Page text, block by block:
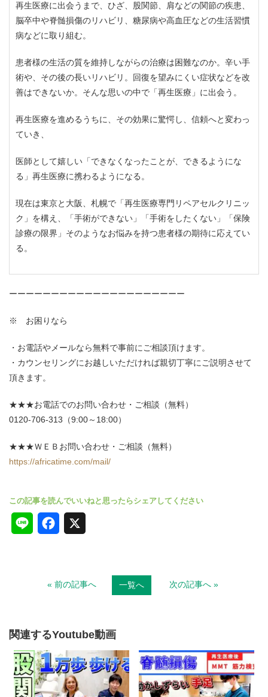
再生医療に出会うまで、ひざ、股関節、肩などの関節の疾患、
脳卒中や脊髄損傷のリハビリ、糖尿病や高血圧などの生活習慣
病などに取り組む。
患者様の生活の質を維持しながらの治療は困難なのか。辛い手
術や、その後の長いリハビリ。回復を望みにくい症状などを改
善はできないか。そんな思いの中で「再生医療」に出会う。
再生医療を進めるうちに、その効果に驚愕し、信頼へと変わっ
ていき、
医師として嬉しい「できなくなったことが、できるようにな
る」再生医療に携わるようになる。
現在は東京と大阪、札幌で「再生医療専門リペアセルクリニッ
ク」を構え、「手術ができない」「手術をしたくない」「保険
診療の限界」そのようなお悩みを持つ患者様の期待に応えてい
る。
ーーーーーーーーーーーーーーーーーーーーー
※ お困りなら
お電話やメールなら無料で事前にご相談頂けます。
カウンセリングにお越しいただければ親切丁寧にご説明させて
頂きます。
★★★お電話でのお問い合わせ・ご相談（無料）
0120-706-313（9:00～18:00）
★★★ＷＥＢお問い合わせ・ご相談（無料）
https://africatime.com/mail/
e
o
o
k
« 前の記事へ 一覧へ 次の記事へ »
関連するYoutube動画